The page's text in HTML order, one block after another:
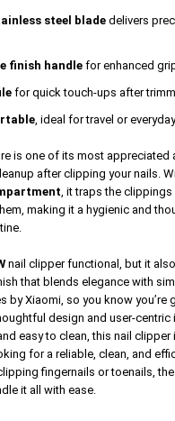
steel blade delivers
finish handle for enhanced
for quick touch-ups after
, ideal for travel or
is one of its most
after clipping your nails.
, it traps the clippings
making it a hygienic and
nail clipper functional, but it
that blends elegance with
by Xiaomi, so you know you’re
design and user-centric
easy to clean, this nail clipper
for a reliable, clean, and
fingernails or toenails,
it all with ease.